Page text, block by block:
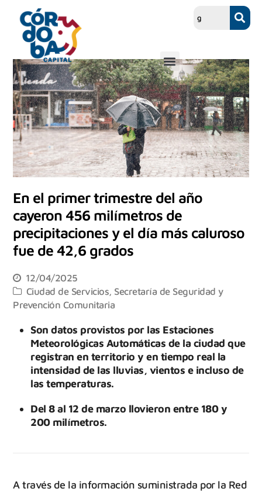
En el primer trimestre del año
cayeron 456 milímetros de
precipitaciones y el día más caluroso
fue de 42,6 grados
12/04/2025
Ciudad de Servicios Secretaría de Seguridad y
Prevención Comunitaria
Son datos provistos por las Estaciones
Meteorológicas Automáticas de la ciudad que
registran en territorio y en tiempo real la
intensidad de las lluvias, vientos e incluso de
las temperaturas.
Del 8 al 12 de marzo llovieron entre 180 y
200 milímetros.
A través de la información suministrada por la Red